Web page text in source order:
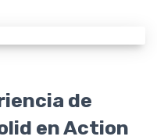
de
en Action